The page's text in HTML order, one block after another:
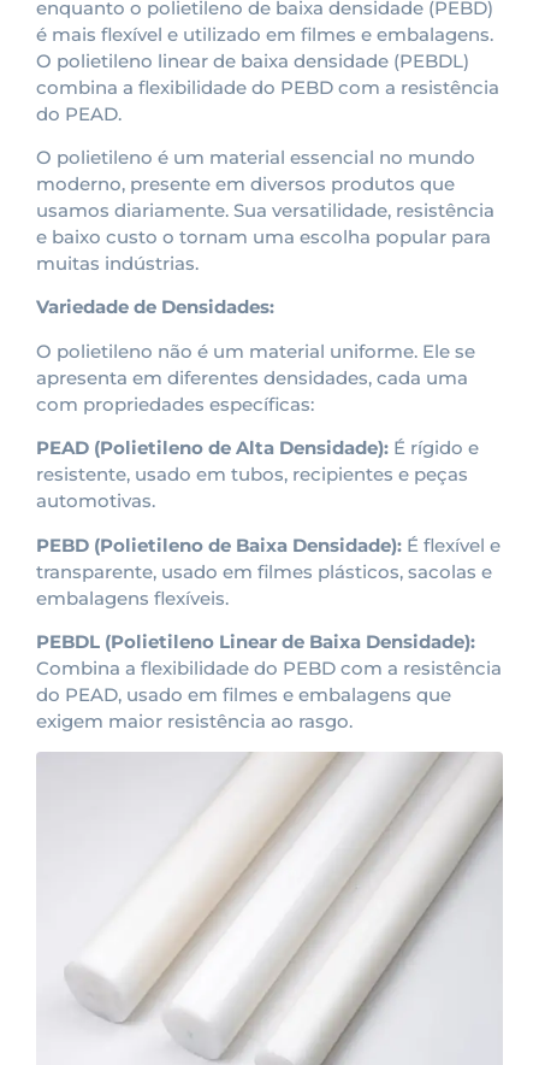
enquanto o polietileno de baixa densidade (PEBD)
é mais flexível e utilizado em filmes e embalagens.
O polietileno linear de baixa densidade (PEBDL)
combina a flexibilidade do PEBD com a resistência
do PEAD.
O polietileno é um material essencial no mundo
moderno, presente em diversos produtos que
usamos diariamente. Sua versatilidade, resistência
e baixo custo o tornam uma escolha popular para
muitas indústrias.
Variedade de Densidades:
O polietileno não é um material uniforme. Ele se
apresenta em diferentes densidades, cada uma
com propriedades específicas:
PEAD (Polietileno de Alta Densidade): É rígido e
resistente, usado em tubos, recipientes e peças
automotivas.
PEBD (Polietileno de Baixa Densidade): É flexível e
transparente, usado em filmes plásticos, sacolas e
embalagens flexíveis.
PEBDL (Polietileno Linear de Baixa Densidade):
Combina a flexibilidade do PEBD com a resistência
do PEAD, usado em filmes e embalagens que
exigem maior resistência ao rasgo.